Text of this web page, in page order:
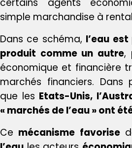
certains agents
simple marchandise à
Dans ce schéma, l’eau
produit comme un autre,
économique et financière
marchés financiers. Dans
que les Etats-Unis,
« marchés de l’eau » ont
Ce mécanisme favorise